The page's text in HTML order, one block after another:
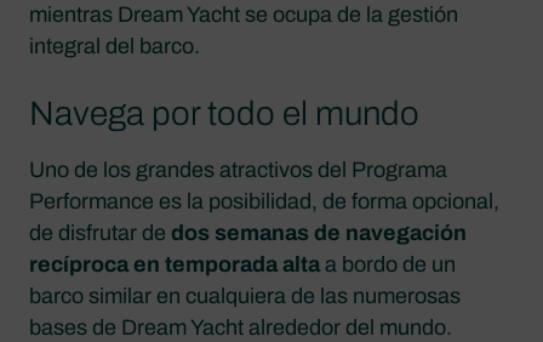
mientras Dream Yacht se ocupa de la gestión
integral del barco.
Navega por todo el mundo
Uno de los grandes atractivos del Programa
Performance es la posibilidad, de forma opcional,
de disfrutar de dos semanas de navegación
recíproca en temporada altaa bordo de un
barco similar en cualquiera de las numerosas
bases de Dream Yacht alrededor del mundo.